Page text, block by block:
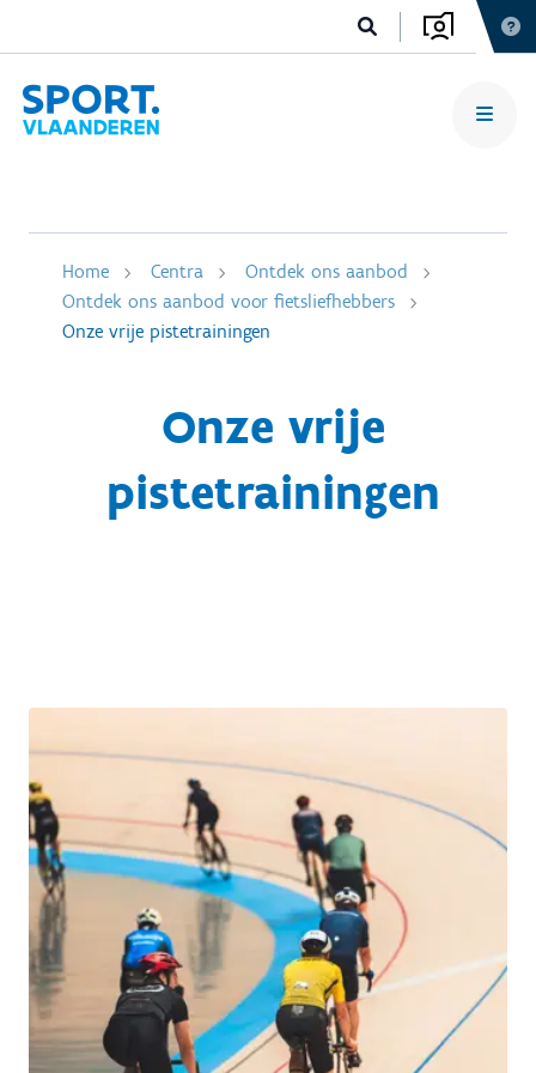
Home Centra
Ontdek ons aanbod
Ontdek ons aanbod voor fietsliefhebbers
Onze vrije pistetrainingen
Onze vrije
pistetrainingen